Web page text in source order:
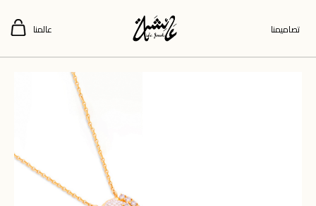
تصاميمنا عالمنا